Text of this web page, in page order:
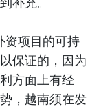
资项目的可持
保证的，因为
方面上有经
，越南须在发